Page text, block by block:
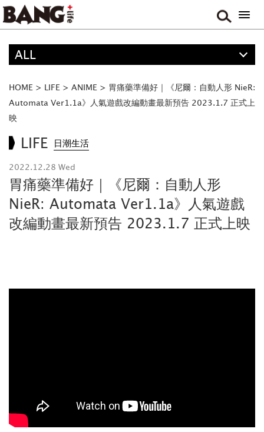
ALL
FOOD
TRAVEL
MUSIC
GAME
HOME > LIFE > ANIME > 胃痛藥準備好｜《尼爾：自動人形 NieR:
Automata Ver1.1a》人氣遊戲改編動畫最新預告 2023.1.7 正式上
映
LIFE 日潮生活
2022.12.28 Wed
胃痛藥準備好｜《尼爾：自動人形
NieR: Automata Ver1.1a》人氣遊戲
改編動畫最新預告 2023.1.7 正式上映